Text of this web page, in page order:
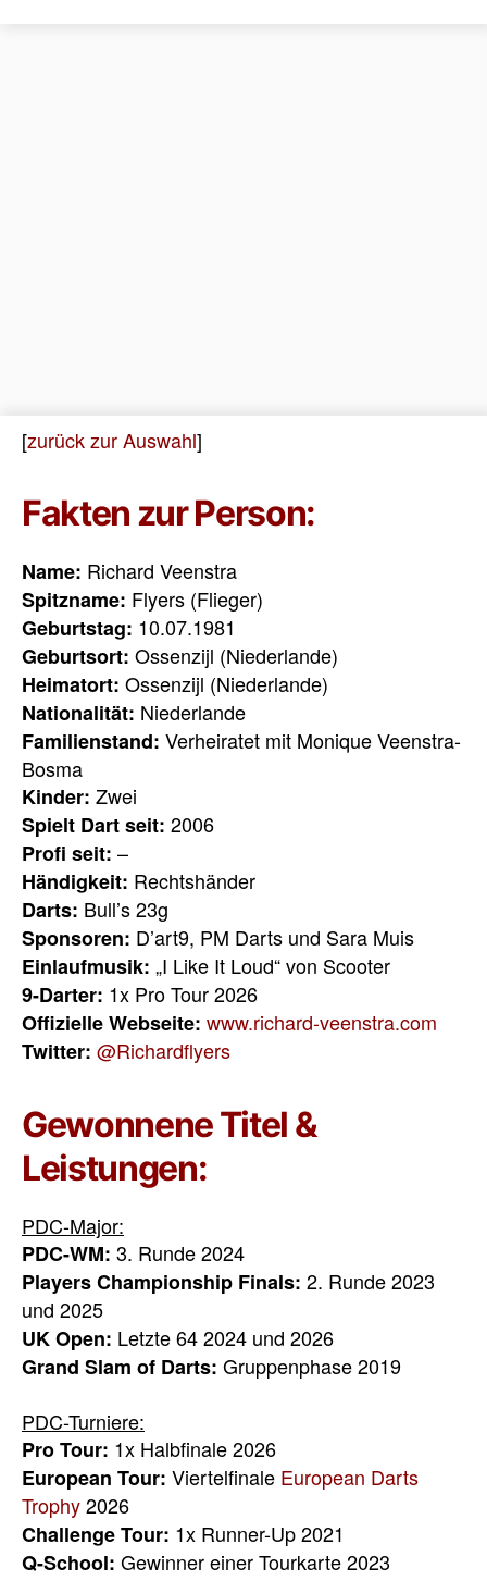
[zurück zur Auswahl]
Fakten zur Person:
Name: Richard Veenstra
Spitzname: Flyers (Flieger)
Geburtstag: 10.07.1981
Geburtsort: Ossenzijl (Niederlande)
Heimatort: Ossenzijl (Niederlande)
Nationalität: Niederlande
Familienstand: Verheiratet mit Monique Veenstra-
Bosma
Kinder: Zwei
Spielt Dart seit: 2006
Profi seit: –
Händigkeit: Rechtshänder
Darts: Bull’s 23g
Sponsoren: D’art9, PM Darts und Sara Muis
Einlaufmusik: „I Like It Loud“ von Scooter
9-Darter: 1x Pro Tour 2026
Offizielle Webseite: www.richard-veenstra.com
Twitter: @Richardflyers
Gewonnene Titel &
Leistungen:
PDC-Major:
PDC-WM: 3. Runde 2024
Players Championship Finals: 2. Runde 2023
und 2025
UK Open: Letzte 64 2024 und 2026
Grand Slam of Darts: Gruppenphase 2019
PDC-Turniere:
Pro Tour: 1x Halbfinale 2026
European Tour: Viertelfinale European Darts
Trophy2026
Challenge Tour: 1x Runner-Up 2021
Q-School: Gewinner einer Tourkarte 2023